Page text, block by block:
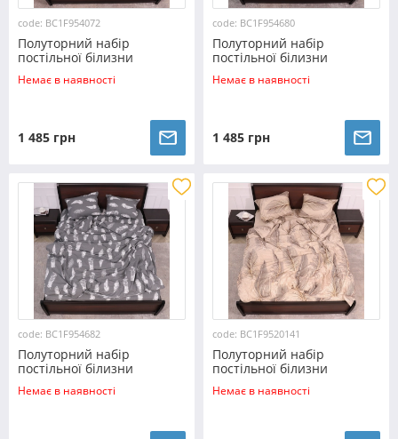
code: BC1F954072
Полуторний набір
постільної білизни
150*220 з Фланелі
№954072 Черешенка™
Немає в наявності
1 485 грн
code: BC1F954680
Полуторний набір
постільної білизни
150*220 з Фланелі
№954680 Черешенка™
Немає в наявності
1 485 грн
code: BC1F954682
Полуторний набір
постільної білизни
150*220 з Фланелі
№954682 Черешенка™
Немає в наявності
code: BC1F9520141
Полуторний набір
постільної білизни
150*220 з Фланелі
№9520141 Черешенка™
Немає в наявності